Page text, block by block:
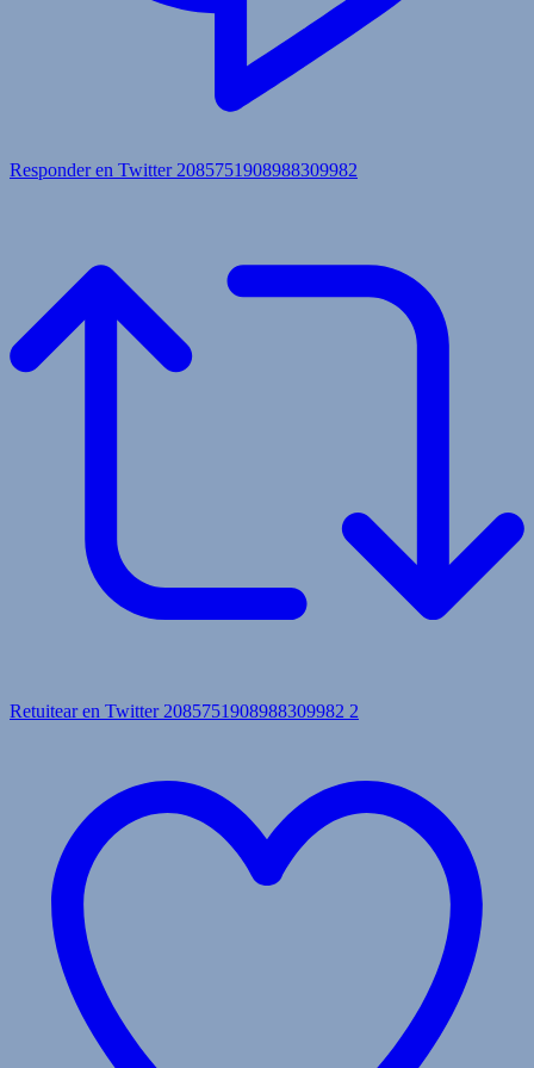
Responder en Twitter 2085751908988309982
Retuitear en Twitter 2085751908988309982 2